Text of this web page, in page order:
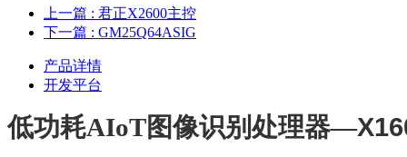
上一篇 : 君正X2600主控
下一篇 : GM25Q64ASIG
产品详情
开发平台
低功耗AIoT图像识别处理器—X16